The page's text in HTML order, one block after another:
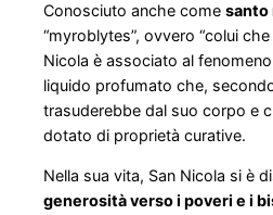
Conosciuto anche come santo
“myroblytes”, ovvero “colui
Nicola è associato al
liquido profumato che,
trasuderebbe dal suo corpo e
dotato di proprietà curative.
Nella sua vita, San Nicola si è
generosità verso i poveri e i